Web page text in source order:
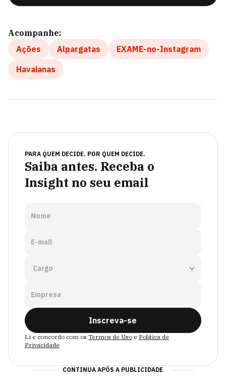
Acompanhe:
Ações
Alpargatas
EXAME-no-Instagram
Havaianas
PARA QUEM DECIDE. POR QUEM DECIDE.
Saiba antes. Receba o
Insight no seu email
Nome
E-mail
Empresa
Inscreva-se
Li e concordo com os Termos de Uso e Política de
Privacidade
CONTINUA APÓS A PUBLICIDADE